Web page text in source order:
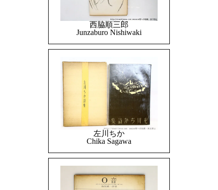
西脇順三郎
Junzaburo Nishiwaki
左川ちか
Chika Sagawa